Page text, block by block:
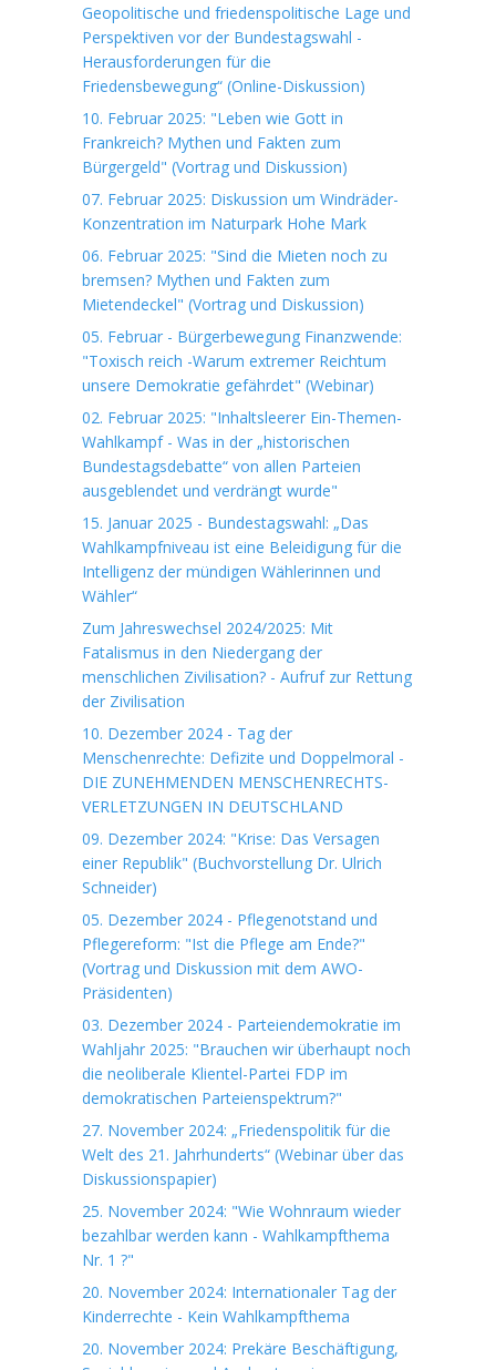
Geopolitische und friedenspolitische Lage und
Perspektiven vor der Bundestagswahl -
Herausforderungen für die
Friedensbewegung“ (Online-Diskussion)
10. Februar 2025: "Leben wie Gott in
Frankreich? Mythen und Fakten zum
Bürgergeld" (Vortrag und Diskussion)
07. Februar 2025: Diskussion um Windräder-
Konzentration im Naturpark Hohe Mark
06. Februar 2025: "Sind die Mieten noch zu
bremsen? Mythen und Fakten zum
Mietendeckel" (Vortrag und Diskussion)
05. Februar - Bürgerbewegung Finanzwende:
"Toxisch reich -Warum extremer Reichtum
unsere Demokratie gefährdet" (Webinar)
02. Februar 2025: "Inhaltsleerer Ein-Themen-
Wahlkampf - Was in der „historischen
Bundestagsdebatte“ von allen Parteien
ausgeblendet und verdrängt wurde"
15. Januar 2025 - Bundestagswahl: „Das
Wahlkampfniveau ist eine Beleidigung für die
Intelligenz der mündigen Wählerinnen und
Wähler“
Zum Jahreswechsel 2024/2025: Mit
Fatalismus in den Niedergang der
menschlichen Zivilisation? - Aufruf zur Rettung
der Zivilisation
10. Dezember 2024 - Tag der
Menschenrechte: Defizite und Doppelmoral -
DIE ZUNEHMENDEN MENSCHENRECHTS-
VERLETZUNGEN IN DEUTSCHLAND
09. Dezember 2024: "Krise: Das Versagen
einer Republik" (Buchvorstellung Dr. Ulrich
Schneider)
05. Dezember 2024 - Pflegenotstand und
Pflegereform: "Ist die Pflege am Ende?"
(Vortrag und Diskussion mit dem AWO-
Präsidenten)
03. Dezember 2024 - Parteiendemokratie im
Wahljahr 2025: "Brauchen wir überhaupt noch
die neoliberale Klientel-Partei FDP im
demokratischen Parteienspektrum?"
27. November 2024: „Friedenspolitik für die
Welt des 21. Jahrhunderts“ (Webinar über das
Diskussionspapier)
25. November 2024: "Wie Wohnraum wieder
bezahlbar werden kann - Wahlkampfthema
Nr. 1 ?"
20. November 2024: Internationaler Tag der
Kinderrechte - Kein Wahlkampfthema
20. November 2024: Prekäre Beschäftigung,